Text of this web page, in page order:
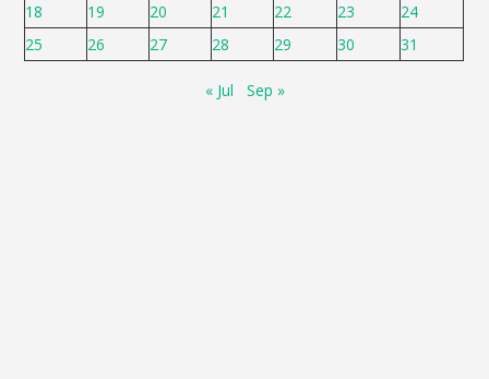
18
19 20 21 22 23
24
25
26 27 28 29 30 31
« Jul Sep »